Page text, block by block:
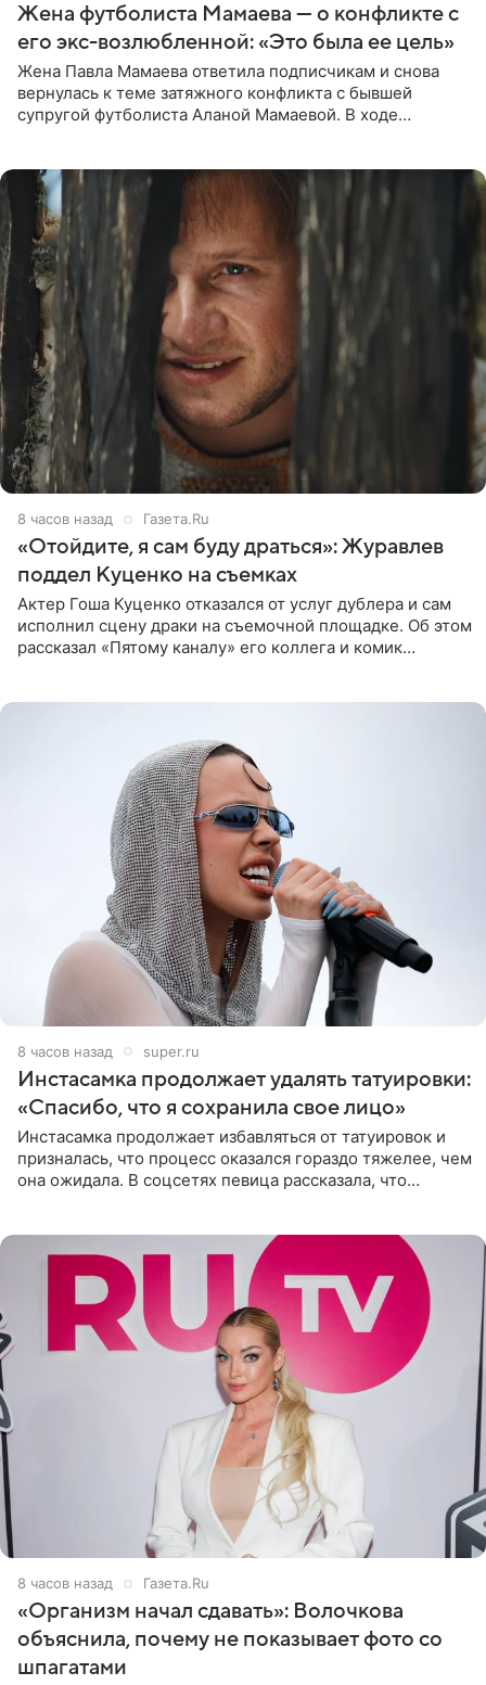
Жена футболиста Мамаева — о конфликте с
его экс-возлюбленной: «Это была ее цель»
Жена Павла Мамаева ответила подписчикам и снова
вернулась к теме затяжного конфликта с бывшей
супругой футболиста Аланой Мамаевой. В ходе
8 часов назад Газета.Ru
«Отойдите, я сам буду драться»: Журавлев
поддел Куценко на съемках
Актер Гоша Куценко отказался от услуг дублера и сам
исполнил сцену драки на съемочной площадке. Об этом
рассказал «Пятому каналу» его коллега и комик
8 часов назад super.ru
Инстасамка продолжает удалять татуировки:
«Спасибо, что я сохранила свое лицо»
Инстасамка продолжает избавляться от татуировок и
призналась, что процесс оказался гораздо тяжелее, чем
она ожидала. В соцсетях певица рассказала, что
8 часов назад Газета.Ru
«Организм начал сдавать»: Волочкова
объяснила, почему не показывает фото со
шпагатами